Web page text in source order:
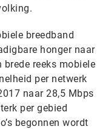
breedband
honger naar
reeks mobiele
per netwerk
naar 28,5 Mbps
per gebied
begonnen wordt